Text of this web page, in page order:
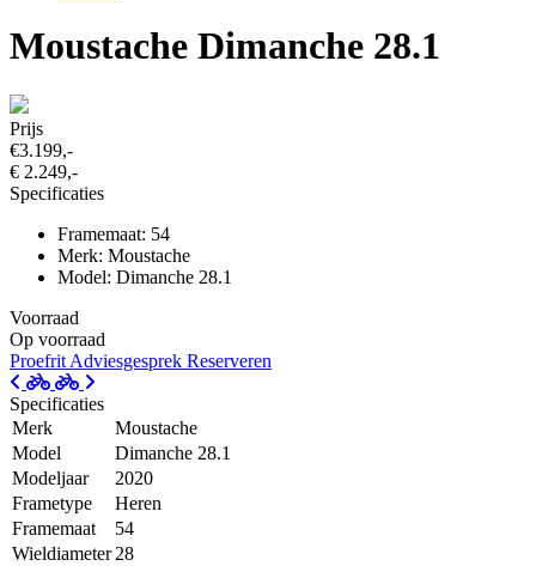
Moustache Dimanche 28.1
Prijs
€3.199,-
€ 2.249,-
Specificaties
Framemaat: 54
Merk: Moustache
Model: Dimanche 28.1
Voorraad
Op voorraad
Proefrit Adviesgesprek Reserveren
Specificaties
Merk
Moustache
Model
Dimanche 28.1
Modeljaar
2020
Frametype
Heren
Framemaat
54
Wieldiameter 28